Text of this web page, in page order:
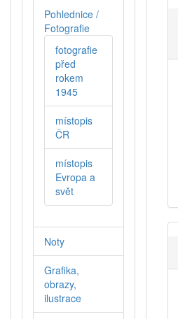
Pohlednice /
Fotografie
fotografie
před
rokem
1945
místopis
ČR
místopis
Evropa a
svět
Noty
Grafika,
obrazy,
ilustrace